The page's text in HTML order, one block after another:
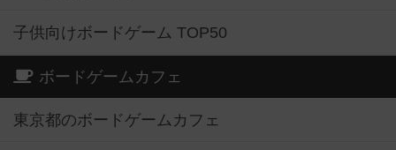
子供向けボードゲーム TOP50
ボードゲームカフェ
東京都のボードゲームカフェ